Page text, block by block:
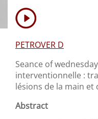
PETROVER D
Seance of
interventionnelle :
lésions de la main et
Abstract